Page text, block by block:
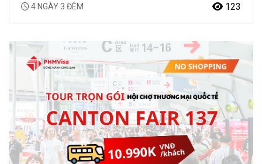
Canton Fair – Hội chợ Thương mại Quốc tế có quy mô lớn
4 NGÀY 3 ĐÊM 123